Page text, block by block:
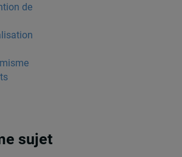
de
sujet